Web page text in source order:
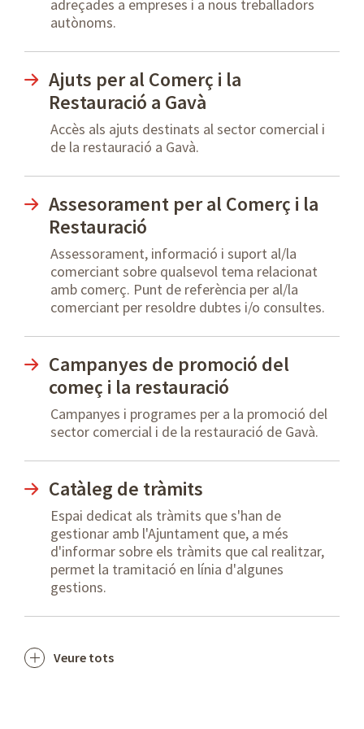
adreçades a empreses i a nous treballadors
autònoms.
Ajuts per al Comerç i la
Restauració a Gavà
Accès als ajuts destinats al sector comercial i
de la restauració a Gavà.
Assesorament per al Comerç i la
Restauració
Assessorament, informació i suport al/la
comerciant sobre qualsevol tema relacionat
amb comerç. Punt de referència per al/la
comerciant per resoldre dubtes i/o consultes.
Campanyes de promoció del
começ i la restauració
Campanyes i programes per a la promoció del
sector comercial i de la restauració de Gavà.
Catàleg de tràmits
Espai dedicat als tràmits que s'han de
gestionar amb l'Ajuntament que, a més
d'informar sobre els tràmits que cal realitzar,
permet la tramitació en línia d'algunes
gestions.
Veure tots